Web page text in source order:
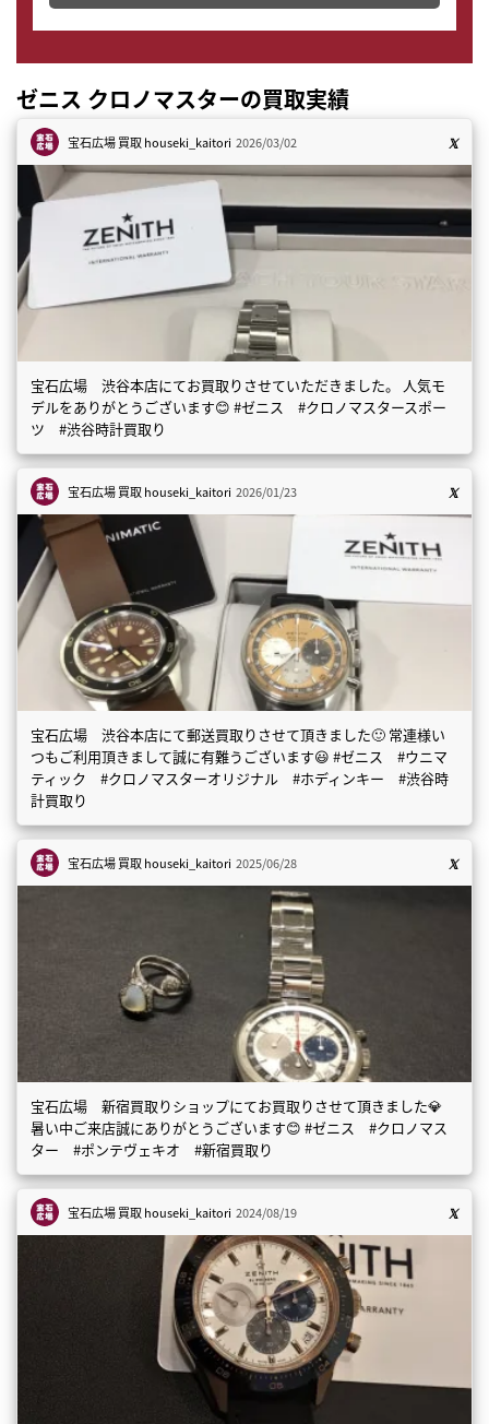
ゼニス クロノマスターの買取実績
宝石広場 買取houseki_kaitori 2026/03/02
宝石広場 渋谷本店にてお買取りさせていただきました。 人気モ
デルをありがとうございます😊 #ゼニス #クロノマスタースポー
ツ #渋谷時計買取り
宝石広場 買取houseki_kaitori 2026/01/23
宝石広場 渋谷本店にて郵送買取りさせて頂きました🙂 常連様い
つもご利用頂きまして誠に有難うございます😃 #ゼニス #ウニマ
ティック #クロノマスターオリジナル #ホディンキー #渋谷時
計買取り
宝石広場 買取houseki_kaitori 2025/06/28
宝石広場 新宿買取りショップにてお買取りさせて頂きました💎
暑い中ご来店誠にありがとうございます😊 #ゼニス #クロノマス
ター #ポンテヴェキオ #新宿買取り
宝石広場 買取houseki_kaitori 2024/08/19